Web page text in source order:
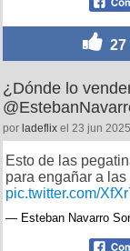
27
¿Dónde lo
por ladeflix el 23 jun
Esto de las
para engañar a
pic.twitter.com/
— Esteban Navarro